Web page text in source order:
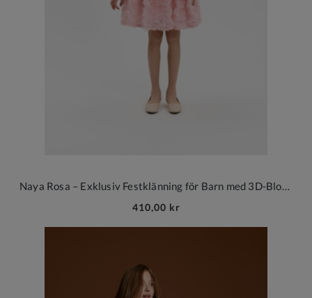
Naya Rosa – Exklusiv Festklänning för Barn med 3D-Blommor
410,00 kr